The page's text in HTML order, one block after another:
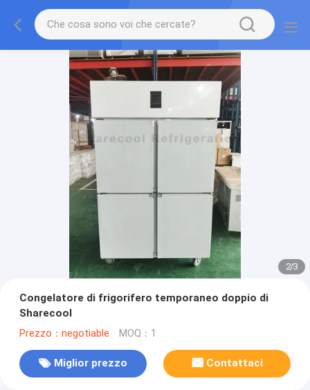
2/3
Congelatore di frigorifero temporaneo doppio di
Sharecool
Prezzo：negotiable MOQ：1
Miglior prezzo Contattaci